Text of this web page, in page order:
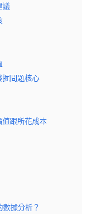
議
掘問題核心
跟所花成本
據分析？